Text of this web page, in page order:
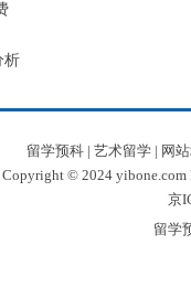
析
留学预科| 艺术留学| 网
Copyright © 2024 yibone.com
京
留学